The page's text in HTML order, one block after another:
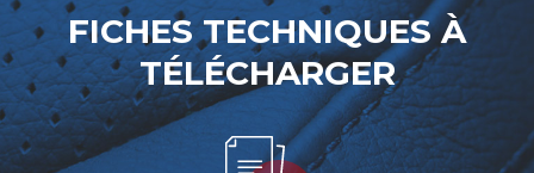
FICHES TECHNIQUES À
TÉLÉCHARGER